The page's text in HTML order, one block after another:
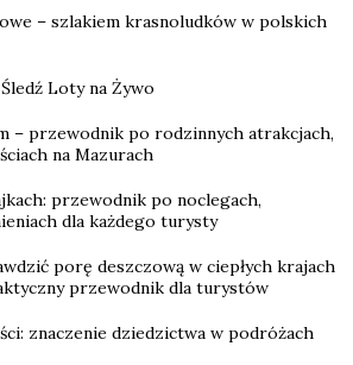
– szlakiem krasnoludków w polskich
Loty na Żywo
– przewodnik po rodzinnych atrakcjach,
na Mazurach
przewodnik po noclegach,
dla każdego turysty
porę deszczową w ciepłych krajach
przewodnik dla turystów
znaczenie dziedzictwa w podróżach